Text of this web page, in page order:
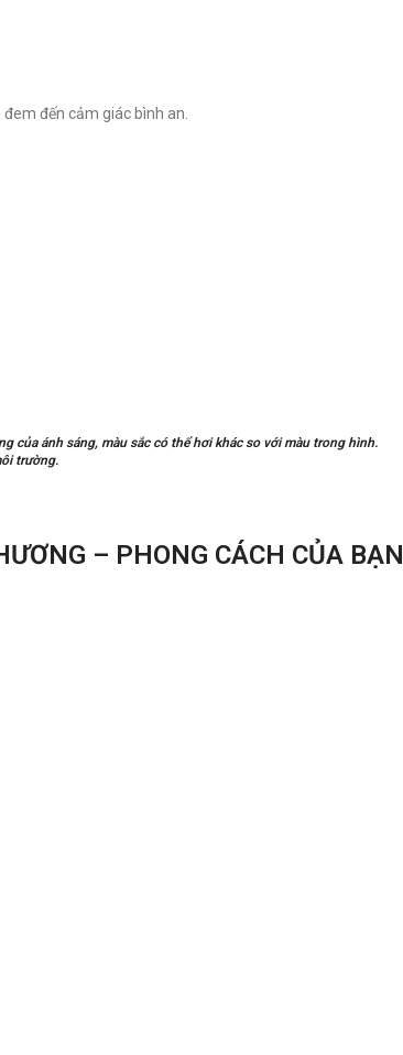
đến cảm giác bình an.
của ánh sáng, màu sắc có thể hơi khác so với màu trong hình.
trường.
– PHONG CÁCH CỦA BẠN